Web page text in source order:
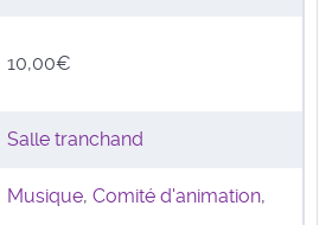
10,00€
Salle tranchand
Musique, Comité d'animation,